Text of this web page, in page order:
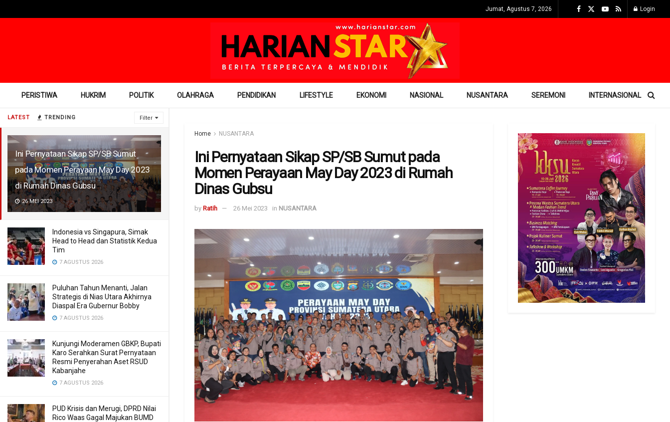
LATEST TRENDING Filter
Ini Pernyataan Sikap SP/SB Sumut
pada Momen Perayaan May Day 2023
di Rumah Dinas Gubsu
26 MEI 2023
Indonesia vs Singapura, Simak
Head to Head dan Statistik Kedua
Tim
7 AGUSTUS 2026
Puluhan Tahun Menanti, Jalan
Strategis di Nias Utara Akhirnya
Diaspal Era Gubernur Bobby
7 AGUSTUS 2026
Kunjungi Moderamen GBKP, Bupati
Karo Serahkan Surat Pernyataan
Resmi Penyerahan Aset RSUD
Kabanjahe
7 AGUSTUS 2026
PUD Krisis dan Merugi, DPRD Nilai
Rico Waas Gagal Majukan BUMD
Jumat, Agustus 7, 2026 Login
PERISTIWA HUKRIM POLITIK OLAHRAGA PENDIDIKAN LIFESTYLE EKONOMI NASIONAL NUSANTARA SEREMONI INTERNASIONAL
Home NUSANTARA
Ini Pernyataan Sikap SP/SB Sumut pada
Momen Perayaan May Day 2023 di Rumah
Dinas Gubsu
by Ratih 26 Mei 2023 in NUSANTARA